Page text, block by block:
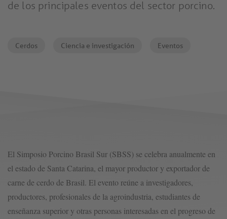
de los principales eventos del sector porcino.
Cerdos Ciencia e investigación Eventos
El Simposio Porcino Brasil Sur (SBSS) se celebra anualmente en
el estado de Santa Catarina, el mayor productor y exportador de
carne de cerdo de Brasil. El evento reúne a investigadores,
productores, profesionales de la agroindustria, estudiantes de
enseñanza superior y otras personas interesadas en el progreso de